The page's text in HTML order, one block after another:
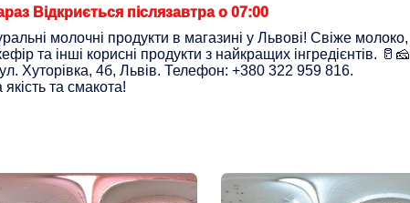
Відкриється післязавтра о 07:00
молочні продукти в магазині у Львові! Свіже молоко,
та інші корисні продукти з найкращих інгредієнтів. 🥛🧀
Хуторівка, 4б, Львів. Телефон: +380 322 959 816.
та смакота!